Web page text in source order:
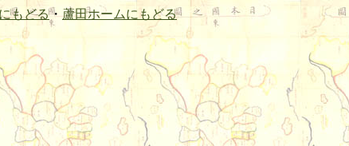
もどる・ 蘆田ホームにもどる